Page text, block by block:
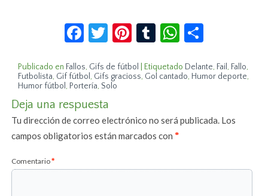
Facebook
Twitter
Pinterest
TumblrWhatsApp
Publicado en Fallos, Gifs de fútbol Etiquetado Delante, Fail, Fallo,
Futbolista, Gif fútbol, Gifs gracioss, Gol cantado, Humor deporte,
Humor fútbol, Portería, Solo
Deja una respuesta
Tu dirección de correo electrónico no será publicada. Los
campos obligatorios están marcados con*
Comentario*